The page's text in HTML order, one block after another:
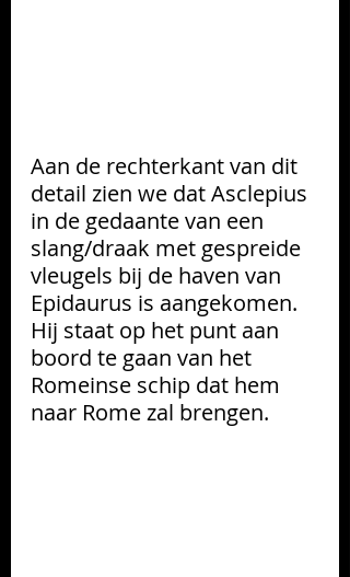
Aan de rechterkant van dit
detail zien we dat Asclepius
in de gedaante van een
slang/draak met gespreide
vleugels bij de haven van
Epidaurus is aangekomen.
Hij staat op het punt aan
boord te gaan van het
Romeinse schip dat hem
naar Rome zal brengen.